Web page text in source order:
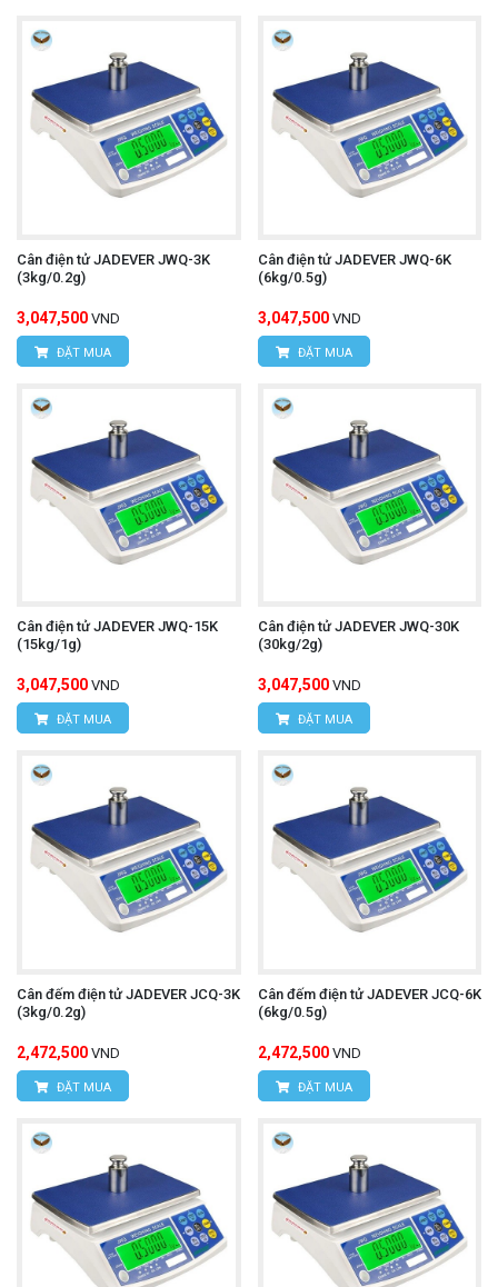
Cân điện tử JADEVER JWQ-3K
(3kg/0.2g)
3,047,500 VND
ĐẶT MUA
Cân điện tử JADEVER JWQ-6K
(6kg/0.5g)
3,047,500 VND
ĐẶT MUA
Cân điện tử JADEVER JWQ-15K
(15kg/1g)
3,047,500 VND
ĐẶT MUA
Cân điện tử JADEVER JWQ-30K
(30kg/2g)
3,047,500 VND
ĐẶT MUA
Cân đếm điện tử JADEVER JCQ-3K
(3kg/0.2g)
2,472,500 VND
ĐẶT MUA
Cân đếm điện tử JADEVER JCQ-6K
(6kg/0.5g)
2,472,500 VND
ĐẶT MUA